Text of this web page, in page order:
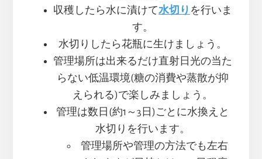
収穫したら水に漬けて 水切り を行いま
す。
水切りしたら花瓶に生けましょう。
管理場所は出来るだけ直射日光の当た
らない低温環境(糖の消費や蒸散が抑
えられる)で楽しみましょう。
管理は数日(約1～3日)ごとに水換えと
水切りを行います。
管理場所や管理の方法でも左右